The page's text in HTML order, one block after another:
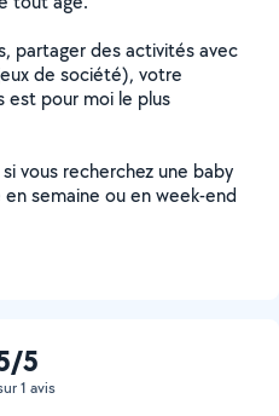
partager des activités avec
de société), votre
est pour moi le plus
vous recherchez une baby
semaine ou en week-end
5
1 avis